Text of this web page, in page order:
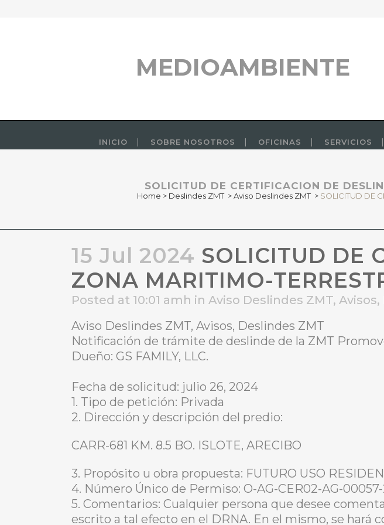
MEDIOAMBIENTE
INICIO SOBRE NOSOTROS OFICINAS SERVICIOS
SOLICITUD DE CERTIFICACION DE
Home > Deslindes ZMT >Aviso Deslindes ZMT > SOLICITUD DE
15 Jul 2024 SOLICITUD DE
ZONA MARITIMO-
Posted at 10:01 amh in Aviso Deslindes ZMT, Avisos,
Aviso Deslindes ZMT, Avisos, Deslindes ZMT
Notificación de trámite de deslinde de la ZMT
Dueño: GS FAMILY, LLC.
Fecha de solicitud: julio 26, 2024
1. Tipo de petición: Privada
2. Dirección y descripción del predio:
CARR-681 KM. 8.5 BO. ISLOTE, ARECIBO
3. Propósito u obra propuesta: FUTURO USO
4. Número Único de Permiso: O-AG-CER02-AG-
5. Comentarios: Cualquier persona que desee
escrito a tal efecto en el DRNA. En el mismo, se hará